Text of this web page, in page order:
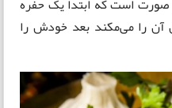
آن را می‌مکند‌ بعد خودش را